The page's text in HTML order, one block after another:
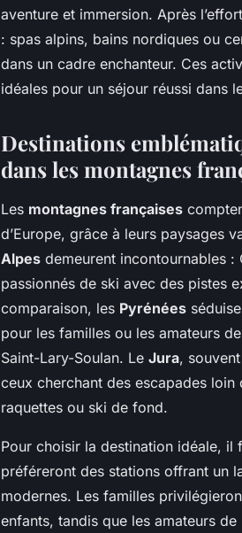
aventure et immersion. Après
: spas alpins, bains nordiques ou
dans un cadre enchanteur. Ces
idéales pour un séjour réussi dans
Destinations
dans les montagnes
Les montagnes françaises
d’Europe, grâce à leurs paysages
Alpes demeurent incontournables :
passionnés de ski avec des pistes
comparaison, les Pyrénées
pour les familles ou les amateurs
Saint-Lary-Soulan. Le Jura,
ceux cherchant des escapades
raquettes ou ski de fond.
Pour choisir la destination idéale,
préféreront des stations offrant un
modernes. Les familles
enfants, tandis que les amateurs